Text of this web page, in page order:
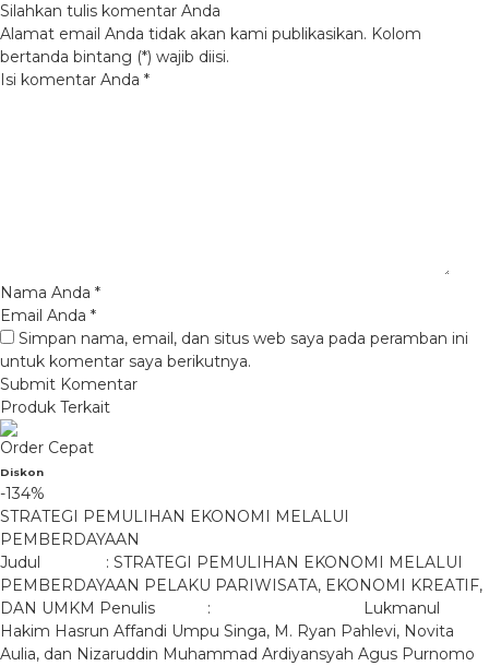
Silahkan tulis komentar Anda
Alamat email Anda tidak akan kami publikasikan. Kolom
bertanda bintang (*) wajib diisi.
Isi komentar Anda *
Nama Anda *
Email Anda *
Simpan nama, email, dan situs web saya pada peramban ini
untuk komentar saya berikutnya.
Produk Terkait
Order Cepat
Diskon
-134%
STRATEGI PEMULIHAN EKONOMI MELALUI
PEMBERDAYAAN
Judul : STRATEGI PEMULIHAN EKONOMI MELALUI
PEMBERDAYAAN PELAKU PARIWISATA, EKONOMI KREATIF,
DAN UMKM Penulis : Lukmanul
Hakim Hasrun Affandi Umpu Singa, M. Ryan Pahlevi, Novita
Aulia, dan Nizaruddin Muhammad Ardiyansyah Agus Purnomo